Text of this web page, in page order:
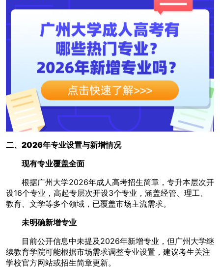
二、2026年专业设置与新增情况
现有专业覆盖全面
根据广州大学2026年成人高考招生简章，专升本层次开
设16个专业，高起专层次开设3个专业，涵盖经管、理工、
教育、文学等多个领域，已覆盖市场主流需求。
未明确新增专业
目前公开信息中未提及2026年新增专业，但广州大学继
续教育学院可能根据市场需求调整专业设置，建议考生关注
学校官方网站或招生简章更新。